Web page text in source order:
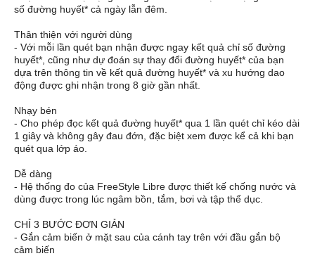
số đường huyết* cả ngày lẫn đêm.
Thân thiện với người dùng
- Với mỗi lần quét bạn nhận được ngay kết quả chỉ số đường
huyết*, cũng như dự đoán sự thay đổi đường huyết* của bạn
dựa trên thông tin về kết quả đường huyết* và xu hướng dao
động được ghi nhận trong 8 giờ gần nhất.
Nhạy bén
- Cho phép đọc kết quả đường huyết* qua 1 lần quét chỉ kéo dài
1 giây và không gây đau đớn, đặc biệt xem được kể cả khi bạn
quét qua lớp áo.
Dễ dàng
- Hệ thống đo của FreeStyle Libre được thiết kế chống nước và
dùng được trong lúc ngâm bồn, tắm, bơi và tập thể dục.
CHỈ 3 BƯỚC ĐƠN GIẢN
- Gắn cảm biến ở mặt sau của cánh tay trên với đầu gắn bộ
cảm biến